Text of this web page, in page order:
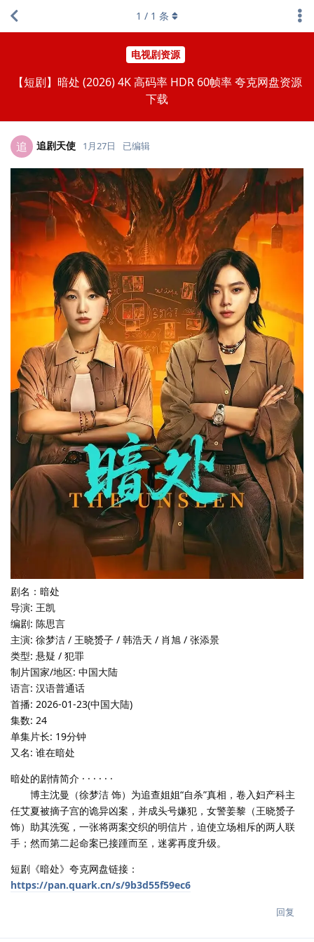
电视剧资源
【短剧】暗处 (2026) 4K 高码率 HDR 60帧率 夸克网盘资源
下载
1 / 1 条
追 追剧天使 1月27日 已编辑
剧名：暗处
导演: 王凯
编剧: 陈思言
主演: 徐梦洁 / 王晓赟子 / 韩浩天 / 肖旭 / 张添景
类型: 悬疑 / 犯罪
制片国家/地区: 中国大陆
语言: 汉语普通话
首播: 2026-01-23(中国大陆)
集数: 24
单集片长: 19分钟
又名: 谁在暗处
暗处的剧情简介 · · · · · ·
博主沈曼（徐梦洁 饰）为追查姐姐“自杀”真相，卷入妇产科主
任艾夏被摘子宫的诡异凶案，并成头号嫌犯，女警姜黎（王晓赟子
饰）助其洗冤，一张将两案交织的明信片，迫使立场相斥的两人联
手；然而第二起命案已接踵而至，迷雾再度升级。
短剧《暗处》夸克网盘链接：
https://pan.quark.cn/s/9b3d55f59ec6
回复